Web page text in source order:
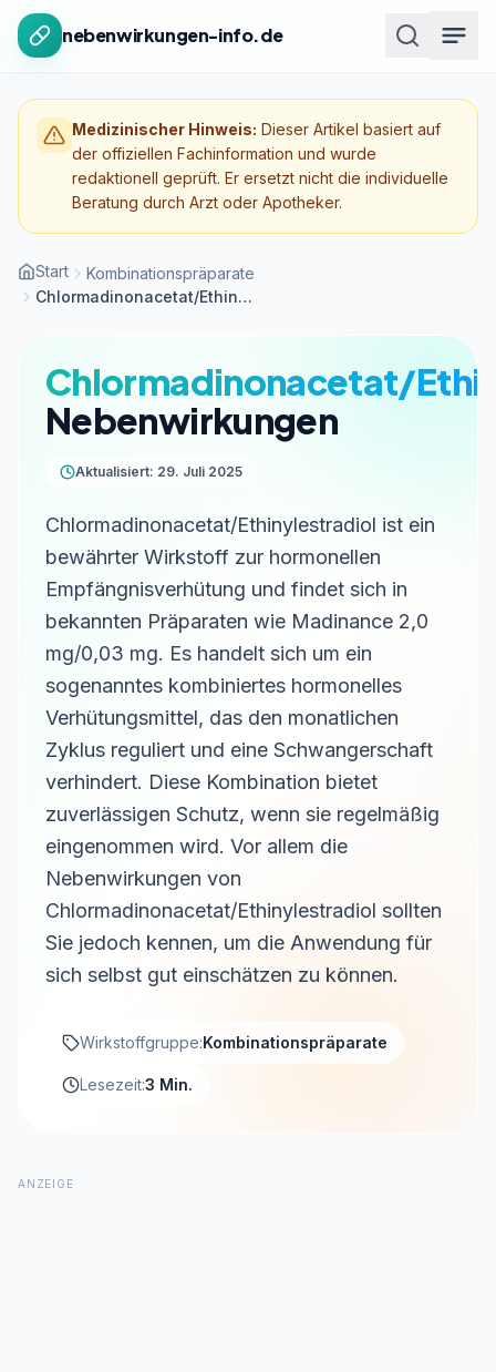
Zum Inhalt springen
nebenwirkungen-info.de
Medizinischer Hinweis: Dieser Artikel basiert auf
der offiziellen Fachinformation und wurde
redaktionell geprüft. Er ersetzt nicht die individuelle
Beratung durch Arzt oder Apotheker.
Start
Kombinationspräparate
Chlormadinonacetat/Ethinylestradiol
Chlormadinonacetat/
Nebenwirkungen
Aktualisiert: 29. Juli 2025
Chlormadinonacetat/Ethinylestradiol ist ein
bewährter Wirkstoff zur hormonellen
Empfängnisverhütung und findet sich in
bekannten Präparaten wie Madinance 2,0
mg/0,03 mg. Es handelt sich um ein
sogenanntes kombiniertes hormonelles
Verhütungsmittel, das den monatlichen
Zyklus reguliert und eine Schwangerschaft
verhindert. Diese Kombination bietet
zuverlässigen Schutz, wenn sie regelmäßig
eingenommen wird. Vor allem die
Nebenwirkungen von
Chlormadinonacetat/Ethinylestradiol sollten
Sie jedoch kennen, um die Anwendung für
sich selbst gut einschätzen zu können.
Wirkstoffgruppe:Kombinationspräparate
Lesezeit:3 Min.
ANZEIGE